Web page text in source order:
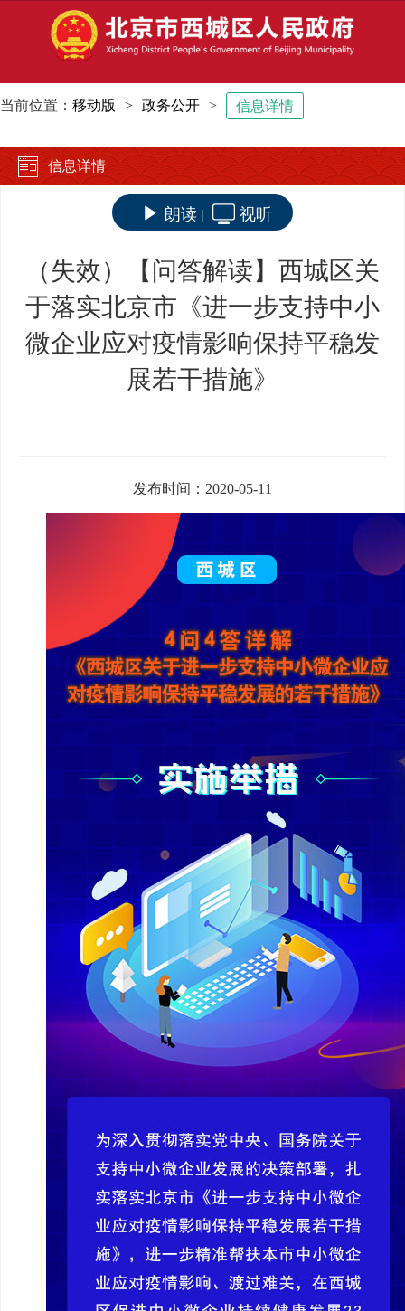
当前位置： 移动版 > 政务公开 > 信息详情
信息详情
朗读 | 视听
（失效）【问答解读】西城区关
于落实北京市《进一步支持中小
微企业应对疫情影响保持平稳发
展若干措施》
发布时间：2020-05-11